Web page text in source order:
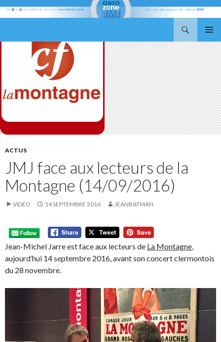
MENU
CONTENU
ACTUS
JMJ face aux lecteurs de la
Montagne (14/09/2016)
VIDÉO 14 SEPTEMBRE 2016 JEANBATMAN
Jean-Michel Jarre est face aux lecteurs de La Montagne,
aujourd’hui 14 septembre 2016, avant son concert clermontois
du 28 novembre.